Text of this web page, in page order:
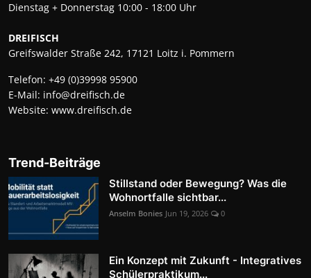
Dienstag + Donnerstag 10:00 - 18:00 Uhr
DREIFISCH
Greifswalder Straße 242, 17121 Loitz i. Pommern
Telefon: +49 (0)39998 95900
E-Mail: info@dreifisch.de
Website: www.dreifisch.de
Trend-Beiträge
Stillstand oder Bewegung? Was die
Wohnortfalle sichtbar...
Anselm Bonies Jun 19, 2026 0
Ein Konzept mit Zukunft - Integratives
Schülerpraktikum...